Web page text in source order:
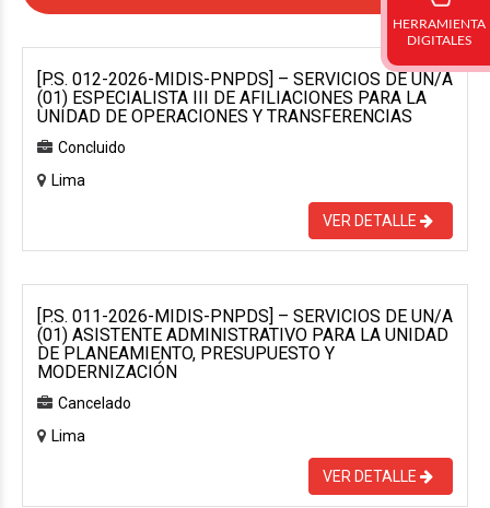
[P.S. 012-2026-MIDIS-PNPDS] – SERVICIOS DE UN/A
(01) ESPECIALISTA III DE AFILIACIONES PARA LA
UNIDAD DE OPERACIONES Y TRANSFERENCIAS
Concluido
Lima
VER DETALLE
[P.S. 011-2026-MIDIS-PNPDS] – SERVICIOS DE UN/A
(01) ASISTENTE ADMINISTRATIVO PARA LA UNIDAD
DE PLANEAMIENTO, PRESUPUESTO Y
MODERNIZACIÓN
Cancelado
Lima
VER DETALLE
HERRAMIENTA
DIGITALES